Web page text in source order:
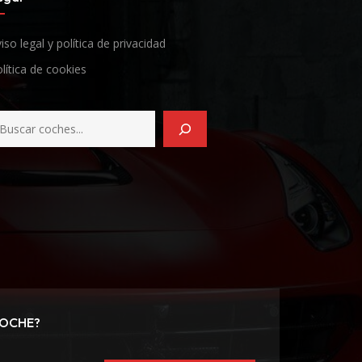
legal y política de privacidad
de cookies